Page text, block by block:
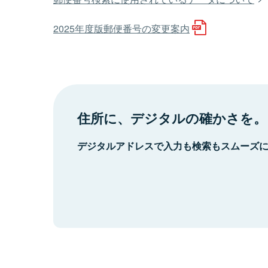
2025年度版郵便番号の変更案内
住所に、デジタルの確かさを。
デジタルアドレスで入力も検索もスムーズ